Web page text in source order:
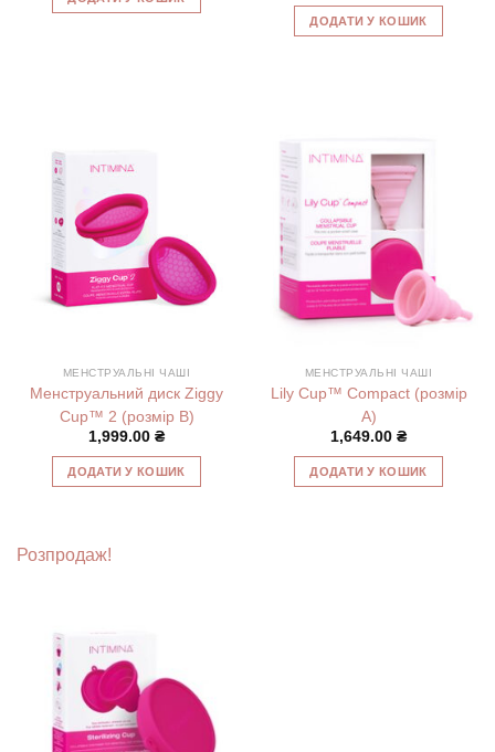
ДОДАТИ У КОШИК
МЕНСТРУАЛЬНІ ЧАШІ
Менструальний диск Ziggy
Cup™ 2 (розмір B)
1,999.00 ₴
ДОДАТИ У КОШИК
МЕНСТРУАЛЬНІ ЧАШІ
Lily Cup™ Compact (розмір
А)
1,649.00 ₴
ДОДАТИ У КОШИК
Розпродаж!